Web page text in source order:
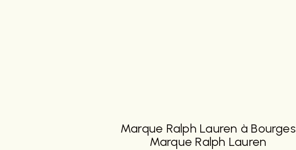
Marque Ralph Lauren à Bourges
Marque Ralph Lauren